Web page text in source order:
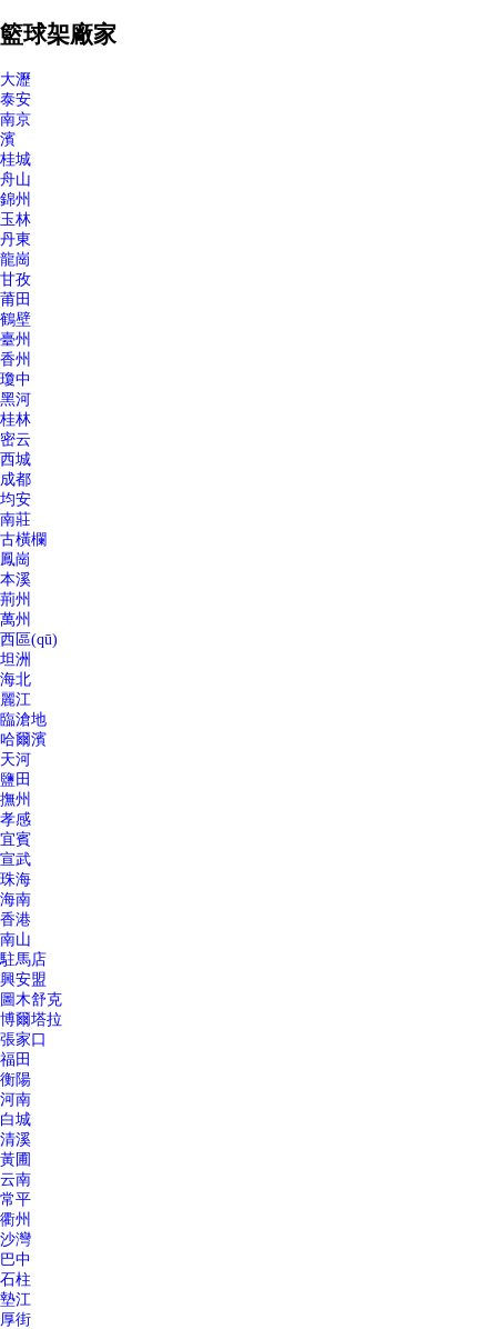
籃球架廠家
大瀝
泰安
南京
濱
桂城
舟山
錦州
玉林
丹東
龍崗
甘孜
莆田
鶴壁
臺州
香州
瓊中
黑河
桂林
密云
西城
成都
均安
南莊
古橫欄
鳳崗
本溪
荊州
萬州
西區(qū)
坦洲
海北
麗江
臨滄地
哈爾濱
天河
鹽田
撫州
孝感
宜賓
宣武
珠海
海南
香港
南山
駐馬店
興安盟
圖木舒克
博爾塔拉
張家口
福田
衡陽
河南
白城
清溪
黃圃
云南
常平
衢州
沙灣
巴中
石柱
墊江
厚街